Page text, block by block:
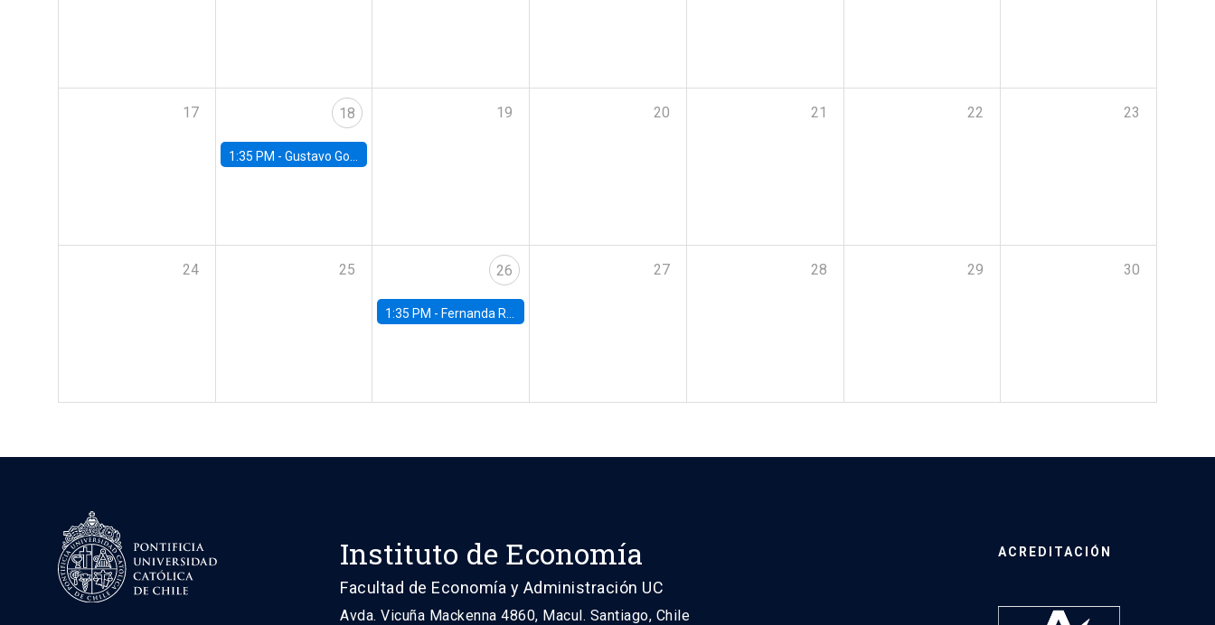
17 18
1:35 PM - Gustavo González, Banco Central de Chile
19 20 21 22 23
24 25 26
1:35 PM - Fernanda Rojas Ampuero, University of Wisconsin-Madison
27 28 29 30
Instituto de Economía
Facultad de Economía y Administración UC
Avda. Vicuña Mackenna 4860, Macul. Santiago, Chile
ACREDITACIÓN